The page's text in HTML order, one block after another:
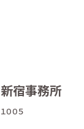
宿事務所
０５